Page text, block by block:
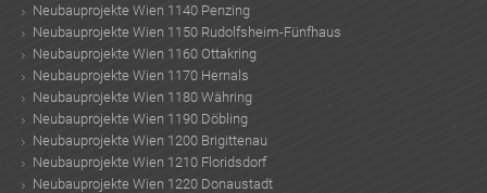
Neubauprojekte Wien 1140 Penzing
Neubauprojekte Wien 1150 Rudolfsheim-Fünfhaus
Neubauprojekte Wien 1160 Ottakring
Neubauprojekte Wien 1170 Hernals
Neubauprojekte Wien 1180 Währing
Neubauprojekte Wien 1190 Döbling
Neubauprojekte Wien 1200 Brigittenau
Neubauprojekte Wien 1210 Floridsdorf
Neubauprojekte Wien 1220 Donaustadt